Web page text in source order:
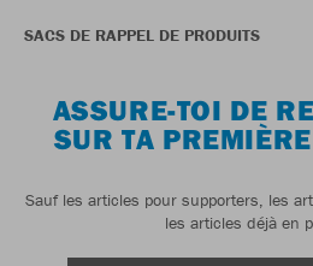
SACS DE RAPPEL DE PRODUITS
ASSURE-TOI DE
SUR TA
Sauf les articles pour supporters, les
les articles déjà en